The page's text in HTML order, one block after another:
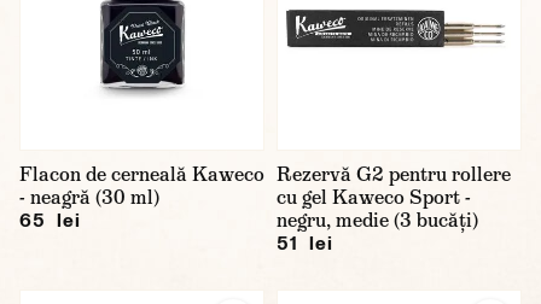
Flacon de cerneală Kaweco
- neagră (30 ml)
65 lei
Rezervă G2 pentru rollere
cu gel Kaweco Sport -
negru, medie (3 bucăți)
51 lei